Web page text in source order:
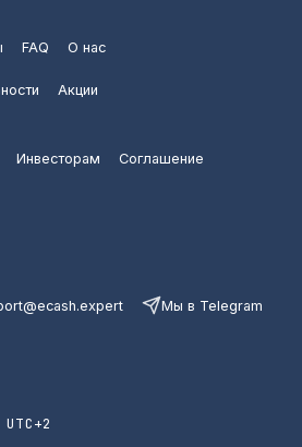
FAQ О нас
Акции
Инвесторам Соглашение
Мы в Telegram